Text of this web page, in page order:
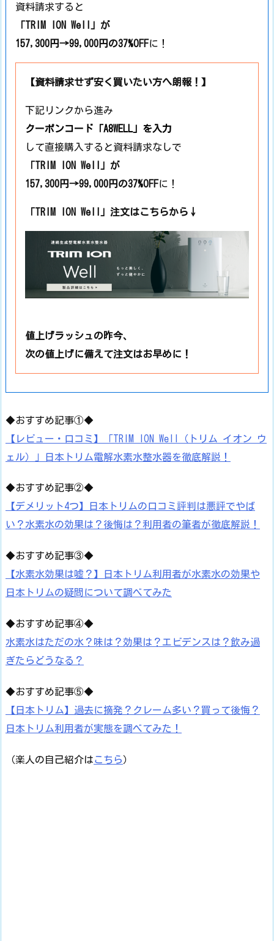
資料請求すると
「TRIM ION Well」が
157,300円→99,000円の37%OFFに！
【資料請求せず安く買いたい方へ朗報！】
下記リンクから進み
クーポンコード 「A8WELL」 を入力
して直接購入すると資料請求なしで
「TRIM ION Well」 が
157,300円→99,000円の37%OFFに！
「TRIM ION Well」注文はこちらから↓
値上げラッシュの昨今、
次の値上げに備えて注文はお早めに！
◆おすすめ記事①◆
【レビュー・口コミ】「TRIM ION Well（トリム イオン ウ
ェル）」日本トリム電解水素水整水器を徹底解説！
◆おすすめ記事②◆
【デメリット4つ】日本トリムの口コミ評判は悪評でやば
い？水素水の効果は？後悔は？利用者の筆者が徹底解説！
◆おすすめ記事③◆
【水素水効果は嘘？】日本トリム利用者が水素水の効果や
日本トリムの疑問について調べてみた
◆おすすめ記事④◆
水素水はただの水？味は？効果は？エビデンスは？飲み過
ぎたらどうなる？
◆おすすめ記事⑤◆
【日本トリム】過去に摘発？クレーム多い？買って後悔？
日本トリム利用者が実態を調べてみた！
（楽人の自己紹介はこちら）